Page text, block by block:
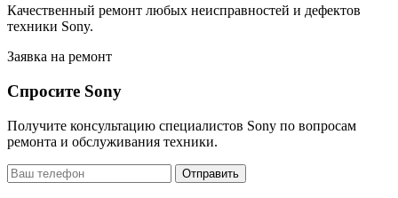
Качественный ремонт любых неисправностей и дефектов
техники Sony.
Заявка на ремонт
Спросите Sony
Получите консультацию специалистов Sony по вопросам
ремонта и обслуживания техники.
Отправить